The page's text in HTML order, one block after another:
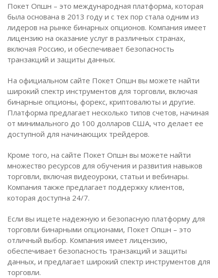
Покет Опшн – это международная платформа, которая
была основана в 2013 году и с тех пор стала одним из
лидеров на рынке бинарных опционов. Компания имеет
лицензию на оказание услуг в различных странах,
включая Россию, и обеспечивает безопасность
транзакций и защиты данных.
На официальном сайте Покет Опшн вы можете найти
широкий спектр инструментов для торговли, включая
бинарные опционы, форекс, криптовалюты и другие.
Платформа предлагает несколько типов счетов, начиная
от минимального до 100 долларов США, что делает ее
доступной для начинающих трейдеров.
Кроме того, на сайте Покет Опшн вы можете найти
множество ресурсов для обучения и развития навыков
торговли, включая видеоуроки, статьи и вебинары.
Компания также предлагает поддержку клиентов,
которая доступна 24/7.
Если вы ищете надежную и безопасную платформу для
торговли бинарными опционами, Покет Опшн – это
отличный выбор. Компания имеет лицензию,
обеспечивает безопасность транзакций и защиты
данных, и предлагает широкий спектр инструментов для
торговли.